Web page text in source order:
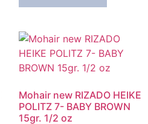
Mohair new RIZADO HEIKE
POLITZ 7- BABY BROWN
15gr. 1/2 oz